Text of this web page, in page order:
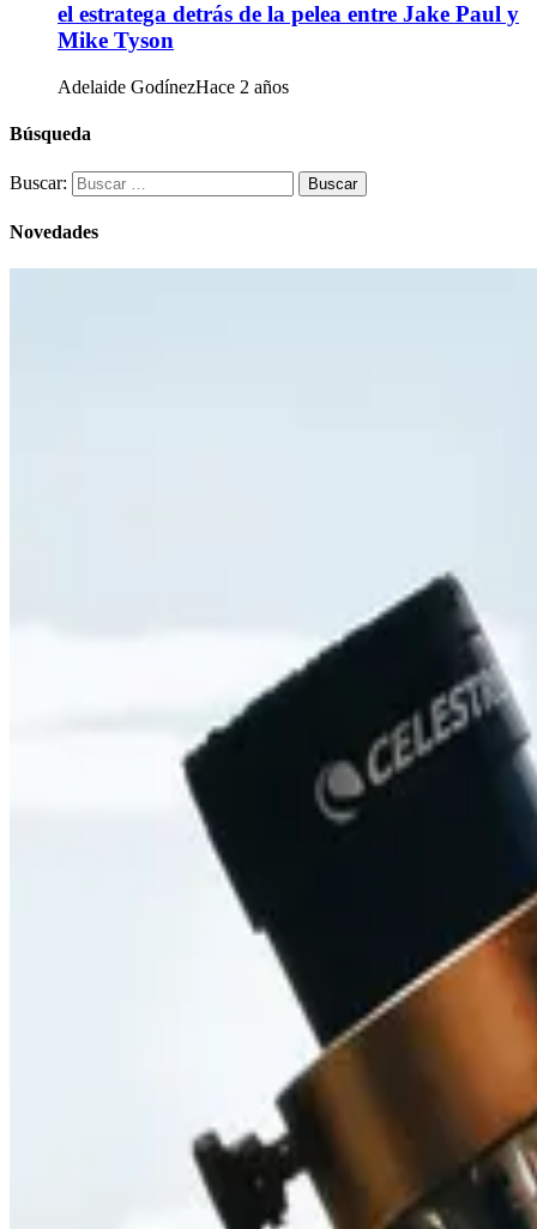
el estratega detrás de la pelea entre Jake Paul y
Mike Tyson
Adelaide GodínezHace 2 años
Búsqueda
Buscar:
Novedades